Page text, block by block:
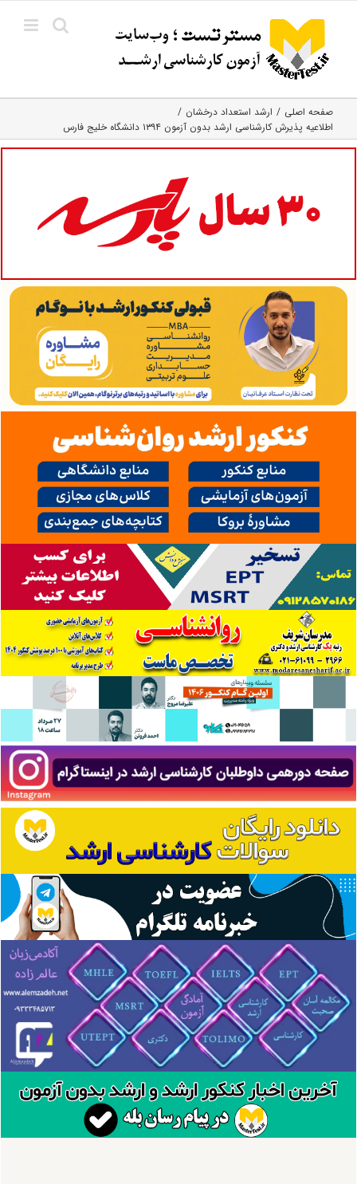
content
صفحه اصلی
ارشد استعداد درخشان
اطلاعیه پذیرش کارشناسی ارشد بدون آزمون ۱۳۹۴ دانشگاه خلیج فارس